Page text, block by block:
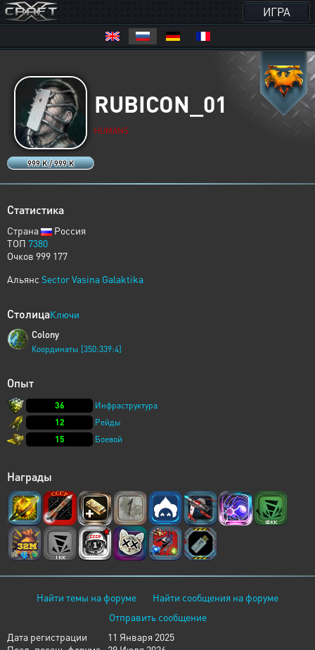
ИГРА
999 K / 999 K
RUBICON_01
HUMANS
Статистика
Страна
Россия
ТОП 7380
Очков 999 177
Альянс Sector Vasina Galaktika
СтолицаКлючи
Colony
Координаты [350:339:4]
Опыт
36
Инфраструктура
12
Рейды
15
Боевой
Награды
Найти темы на форуме
Найти сообщения на форуме
Отправить сообщение
Дата регистрации
11 Января 2025